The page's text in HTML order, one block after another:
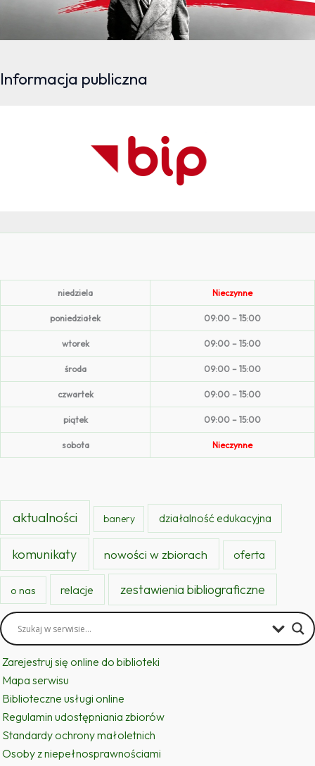
Informacja publiczna
niedziela Nieczynne
poniedziałek 09:00 – 15:00
wtorek 09:00 – 15:00
środa 09:00 – 15:00
czwartek 09:00 – 15:00
piątek 09:00 – 15:00
sobota Nieczynne
aktualności banery działalność edukacyjna
komunikaty nowości w zbiorach oferta
o nas relacje zestawienia bibliograficzne
Zarejestruj się online do biblioteki
Mapa serwisu
Biblioteczne usługi online
Regulamin udostępniania zbiorów
Standardy ochrony małoletnich
Osoby z niepełnosprawnościami